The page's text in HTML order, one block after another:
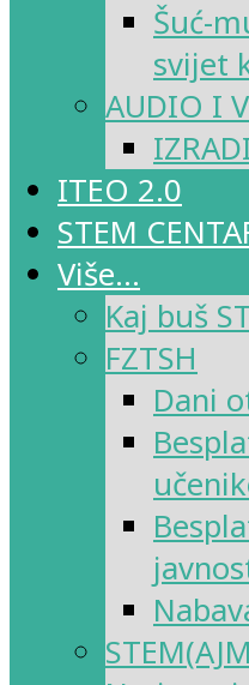
Šuć-
svijet
AUDIO I
ITEO 2.0
STEM
Više…
Kaj buš
FZTSH
Dani